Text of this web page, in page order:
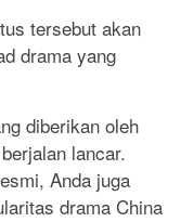
tersebut akan
drama yang
diberikan oleh
lancar.
Anda juga
drama China